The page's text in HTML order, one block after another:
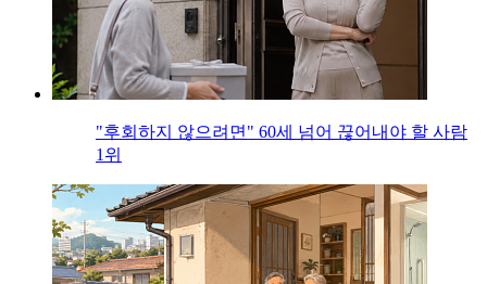
"후회하지 않으려면" 60세 넘어 끊어내야 할 사람
1위